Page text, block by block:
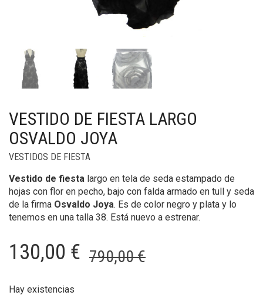
VESTIDO DE FIESTA LARGO
OSVALDO JOYA
VESTIDOS DE FIESTA
Vestido de fiesta largo en tela de seda estampado de
hojas con flor en pecho, bajo con falda armado en tull y seda
de la firma Osvaldo Joya. Es de color negro y plata y lo
tenemos en una talla 38. Está nuevo a estrenar.
790,00€El
130,00 €
El
Hay existencias